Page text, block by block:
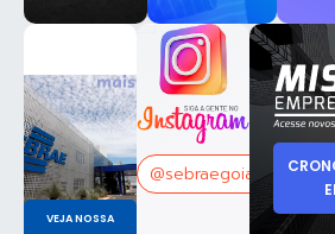
VEJA NOSSA
@sebraegoias